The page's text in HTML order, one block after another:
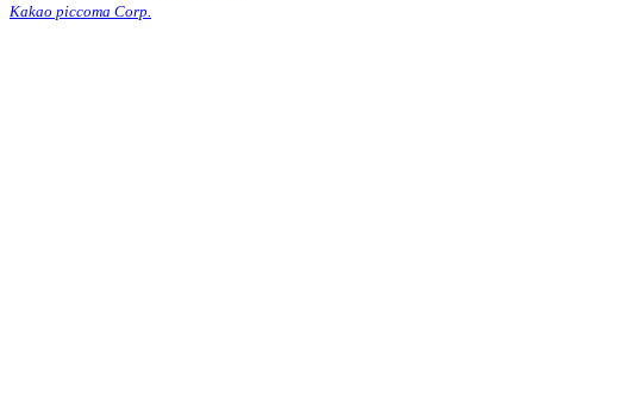
Kakao piccoma Corp.